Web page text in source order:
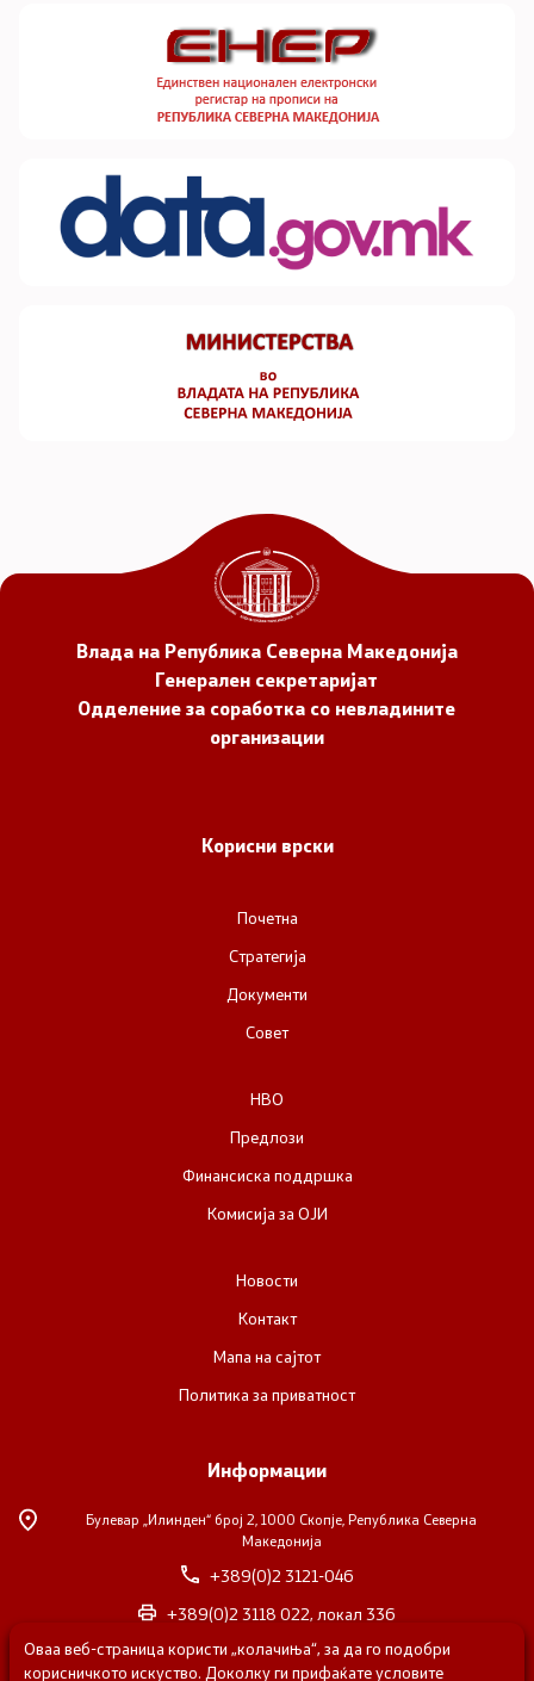
Влада на Република Северна Македонија
Генерален секретаријат
Одделение за соработка со невладините
организации
Корисни врски
Почетна
Стратегија
Документи
Совет
НВО
Предлози
Финансиска поддршка
Комисија за ОЈИ
Новости
Контакт
Мапа на сајтот
Политика за приватност
Информации
Булевар „Илинден“ број 2, 1000 Скопје, Република Северна
Македонија
+389(0)2 3121-046
+389(0)2 3118 022, локал 336
nvosorabotka@gs.gov.mk
Оваа веб-страница користи „колачиња“, за да го подобри
корисничкото искуство. Доколку ги прифаќате условите